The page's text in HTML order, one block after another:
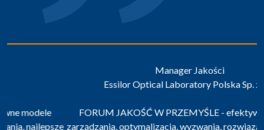
Manager Jakości
Essilor Optical Laboratory Polska Sp. z o.o.
FORUM JAKOŚĆ W PRZEMYŚLE - efektywne modele
zarządzania, optymalizacja, wyzwania, rozwiązania, najlepsze